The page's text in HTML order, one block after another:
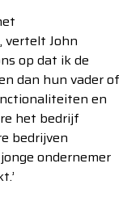
vertelt John
op dat ik de
dan hun vader of
en
het bedrijf
bedrijven
ondernemer